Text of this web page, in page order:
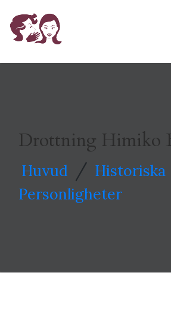
Drottning Himiko
Huvud / Historiska
Personligheter